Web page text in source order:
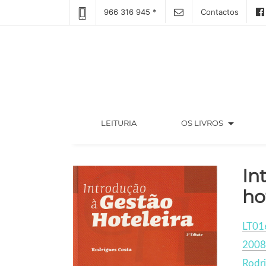
966 316 945 * Contactos
LEITURIA(CURRENT) OS LIVROS arrow_drop_down
2008